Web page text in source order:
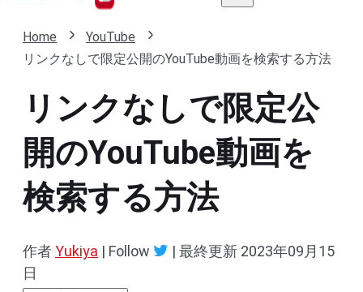
Home
YouTube
リンクなしで限定公開のYouTube動画を検索する方法
リンクなしで限定公
開のYouTube動画を
検索する方法
作者Yukiya | Follow | 最終更新 2023年09月15
日